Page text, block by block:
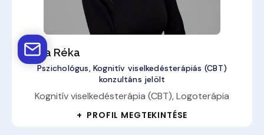
Varga Réka
Pszichológus, Kognitív viselkedésterápiás (CBT)
konzultáns jelölt
Kognitív viselkedésterápia (CBT), Logoterápia
+ PROFIL MEGTEKINTÉSE